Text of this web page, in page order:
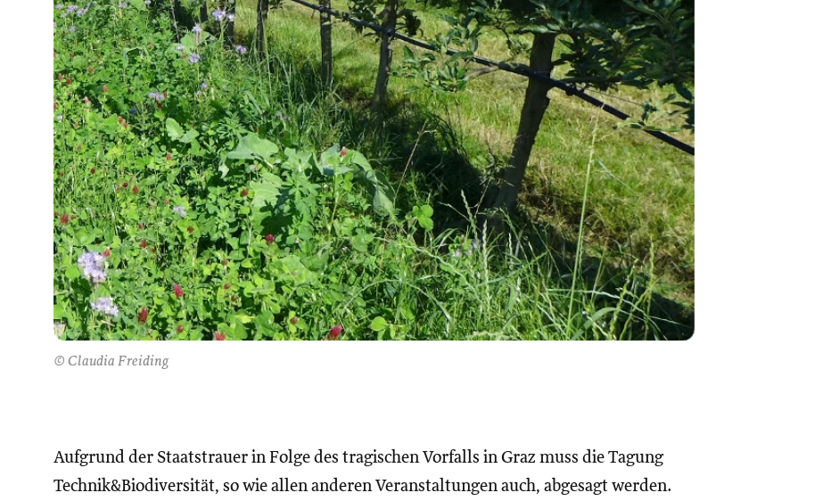
© Claudia Freiding
Aufgrund der Staatstrauer in Folge des tragischen Vorfalls in Graz muss die Tagung
Technik&Biodiversität, so wie allen anderen Veranstaltungen auch, abgesagt werden.